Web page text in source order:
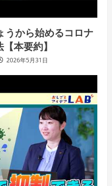
うから始めるコロナ
本要約】
2026年5月31日